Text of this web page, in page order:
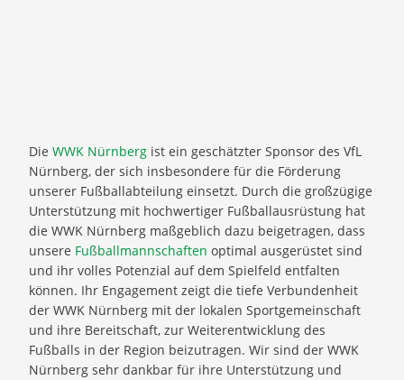
Die WWK Nürnberg ist ein geschätzter Sponsor des VfL
Nürnberg, der sich insbesondere für die Förderung
unserer Fußballabteilung einsetzt. Durch die großzügige
Unterstützung mit hochwertiger Fußballausrüstung hat
die WWK Nürnberg maßgeblich dazu beigetragen, dass
unsere Fußballmannschaften optimal ausgerüstet sind
und ihr volles Potenzial auf dem Spielfeld entfalten
können. Ihr Engagement zeigt die tiefe Verbundenheit
der WWK Nürnberg mit der lokalen Sportgemeinschaft
und ihre Bereitschaft, zur Weiterentwicklung des
Fußballs in der Region beizutragen. Wir sind der WWK
Nürnberg sehr dankbar für ihre Unterstützung und